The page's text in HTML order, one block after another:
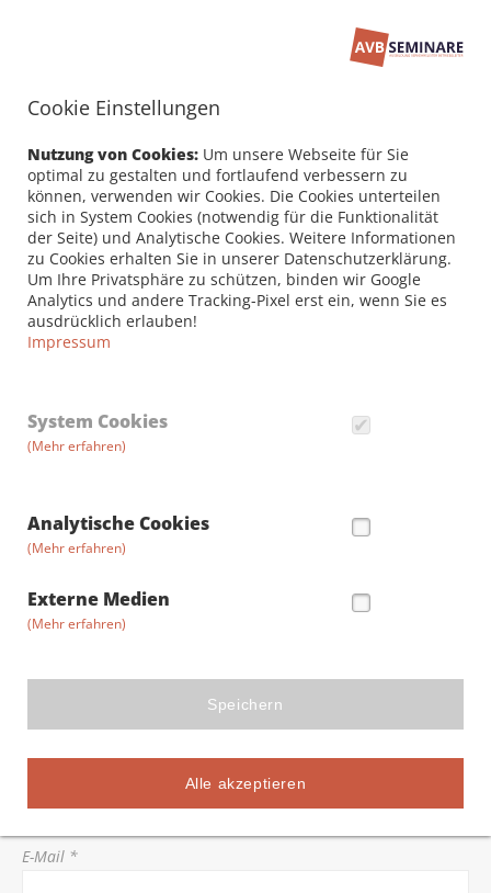
Cookie Einstellungen
Nutzung von Cookies: Um unsere Webseite für Sie
optimal zu gestalten und fortlaufend verbessern zu
können, verwenden wir Cookies. Die Cookies unterteilen
sich in System Cookies (notwendig für die Funktionalität
der Seite) und Analytische Cookies. Weitere Informationen
zu Cookies erhalten Sie in unserer Datenschutzerklärung.
Um Ihre Privatsphäre zu schützen, binden wir Google
Analytics und andere Tracking-Pixel erst ein, wenn Sie es
ausdrücklich erlauben!
Impressum
System Cookies
(Mehr erfahren)
Analytische Cookies
(Mehr erfahren)
Externe Medien
(Mehr erfahren)
Speichern
Alle akzeptieren
Seminarbuchung
PERSÖNLICHE DATEN /
RECHNUNGSANSCHRIFT
Firma
Vorname *
Stadt *
E-Mail *